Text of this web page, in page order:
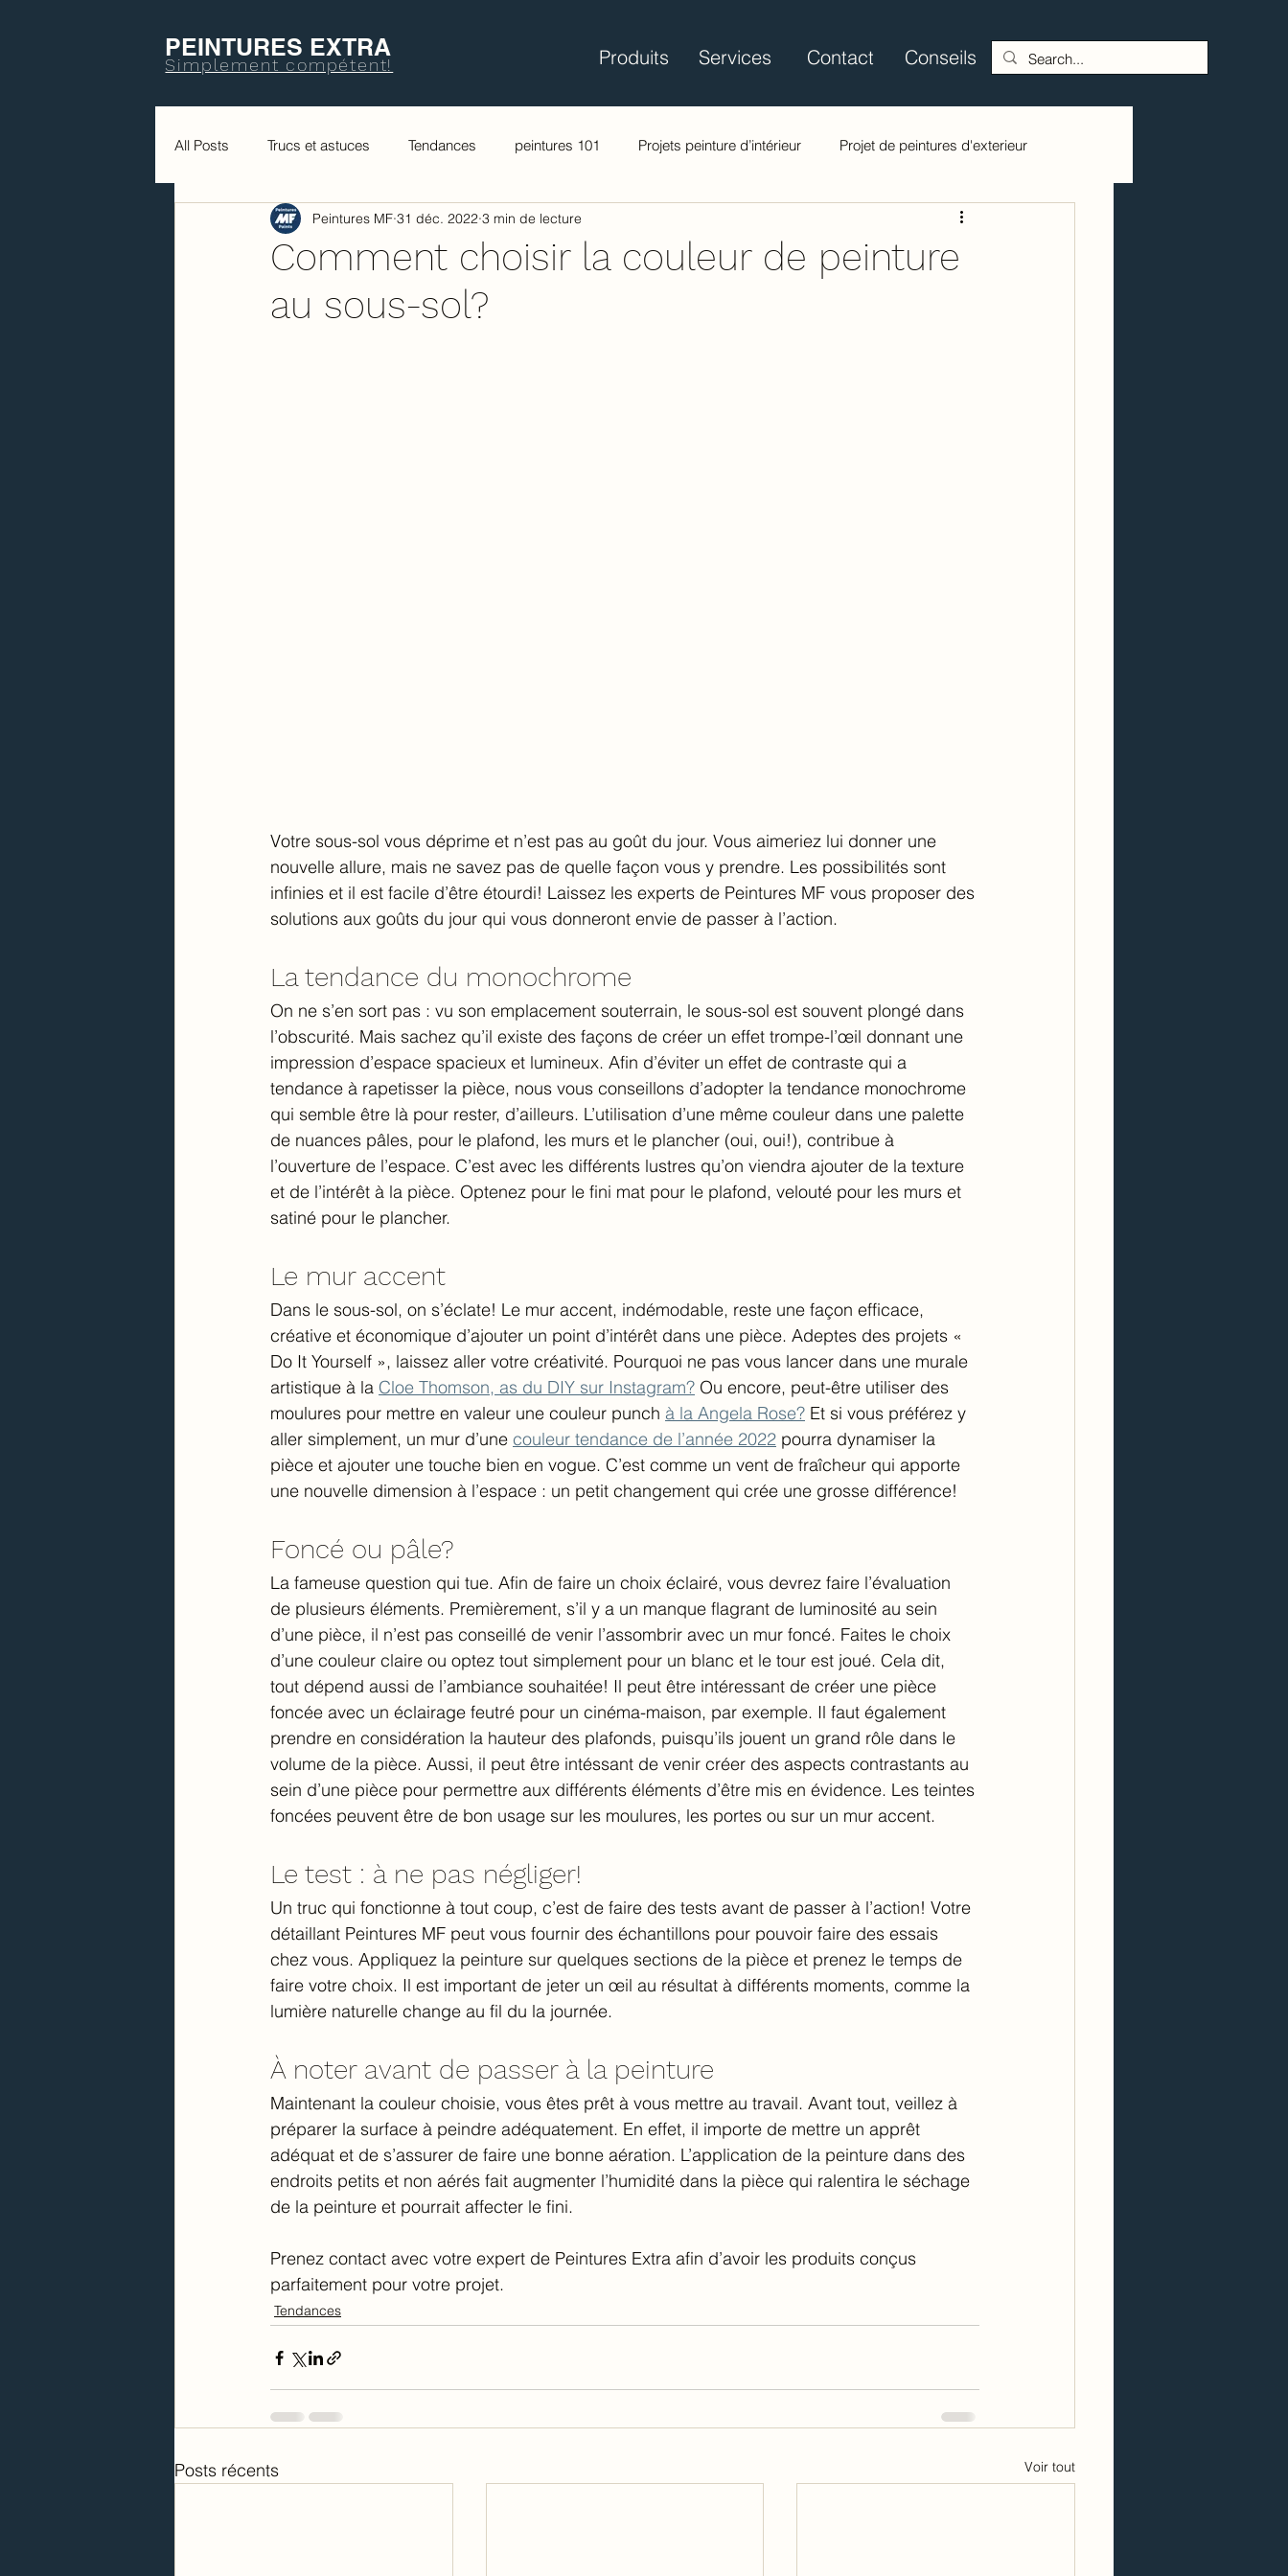
PEINTURES EXTRA
Simplement compétent! Produits Services Contact Conseils
All Posts Trucs et astuces Tendances peintures 101 Projets peinture d’intérieur Projet de peintures d'exterieur
Comment choisir la couleur de peinture
au sous-sol?
Peintures MF 31 déc. 2022 3 min de lecture
Votre sous-sol vous déprime et n’est pas au goût du jour. Vous aimeriez lui donner une
nouvelle allure, mais ne savez pas de quelle façon vous y prendre. Les possibilités sont
infinies et il est facile d’être étourdi! Laissez les experts de Peintures MF vous proposer des
solutions aux goûts du jour qui vous donneront envie de passer à l’action.
La tendance du monochrome
On ne s’en sort pas : vu son emplacement souterrain, le sous-sol est souvent plongé dans
l’obscurité. Mais sachez qu’il existe des façons de créer un effet trompe-l’œil donnant une
impression d’espace spacieux et lumineux. Afin d’éviter un effet de contraste qui a
tendance à rapetisser la pièce, nous vous conseillons d’adopter la tendance monochrome
qui semble être là pour rester, d’ailleurs. L’utilisation d’une même couleur dans une palette
de nuances pâles, pour le plafond, les murs et le plancher (oui, oui!), contribue à
l’ouverture de l’espace. C’est avec les différents lustres qu’on viendra ajouter de la texture
et de l’intérêt à la pièce. Optenez pour le fini mat pour le plafond, velouté pour les murs et
satiné pour le plancher.
Le mur accent
Dans le sous-sol, on s’éclate! Le mur accent, indémodable, reste une façon efficace,
créative et économique d’ajouter un point d’intérêt dans une pièce. Adeptes des projets «
Do It Yourself », laissez aller votre créativité. Pourquoi ne pas vous lancer dans une murale
artistique à la Cloe Thomson, as du DIY sur Instagram? Ou encore, peut-être utiliser des
moulures pour mettre en valeur une couleur punch à la Angela Rose? Et si vous préférez y
aller simplement, un mur d’une couleur tendance de l’année 2022 pourra dynamiser la
pièce et ajouter une touche bien en vogue. C’est comme un vent de fraîcheur qui apporte
une nouvelle dimension à l’espace : un petit changement qui crée une grosse différence!
Foncé ou pâle?
La fameuse question qui tue. Afin de faire un choix éclairé, vous devrez faire l’évaluation
de plusieurs éléments. Premièrement, s’il y a un manque flagrant de luminosité au sein
d’une pièce, il n’est pas conseillé de venir l’assombrir avec un mur foncé. Faites le choix
d’une couleur claire ou optez tout simplement pour un blanc et le tour est joué. Cela dit,
tout dépend aussi de l’ambiance souhaitée! Il peut être intéressant de créer une pièce
foncée avec un éclairage feutré pour un cinéma-maison, par exemple. Il faut également
prendre en considération la hauteur des plafonds, puisqu’ils jouent un grand rôle dans le
volume de la pièce. Aussi, il peut être intéssant de venir créer des aspects contrastants au
sein d’une pièce pour permettre aux différents éléments d’être mis en évidence. Les teintes
foncées peuvent être de bon usage sur les moulures, les portes ou sur un mur accent.
Le test : à ne pas négliger!
Un truc qui fonctionne à tout coup, c’est de faire des tests avant de passer à l’action! Votre
détaillant Peintures MF peut vous fournir des échantillons pour pouvoir faire des essais
chez vous. Appliquez la peinture sur quelques sections de la pièce et prenez le temps de
faire votre choix. Il est important de jeter un œil au résultat à différents moments, comme la
lumière naturelle change au fil du la journée.
À noter avant de passer à la peinture
Maintenant la couleur choisie, vous êtes prêt à vous mettre au travail. Avant tout, veillez à
préparer la surface à peindre adéquatement. En effet, il importe de mettre un apprêt
adéquat et de s’assurer de faire une bonne aération. L’application de la peinture dans des
endroits petits et non aérés fait augmenter l’humidité dans la pièce qui ralentira le séchage
de la peinture et pourrait affecter le fini.
Prenez contact avec votre expert de Peintures Extra afin d’avoir les produits conçus
parfaitement pour votre projet.
Tendances
Posts récents Voir tout